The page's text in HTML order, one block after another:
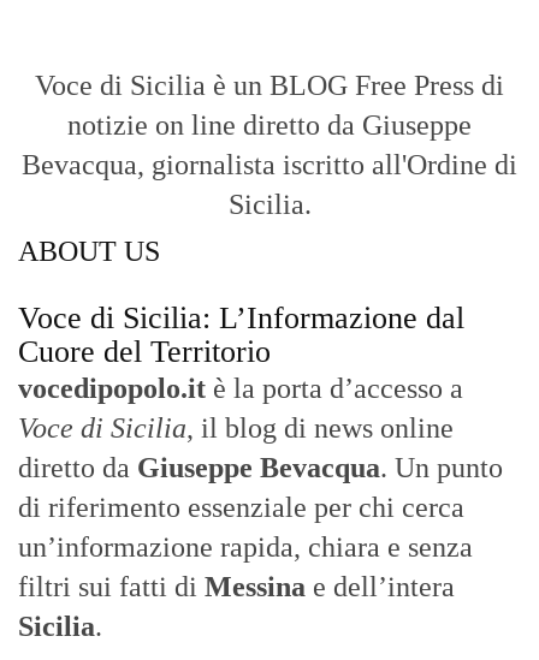
Voce di Sicilia è un BLOG Free Press di
notizie on line diretto da Giuseppe
Bevacqua, giornalista iscritto all'Ordine di
Sicilia.
ABOUT US
Voce di Sicilia: L’Informazione dal
Cuore del Territorio
vocedipopolo.it è la porta d’accesso a
Voce di Sicilia, il blog di news online
diretto da Giuseppe Bevacqua. Un punto
di riferimento essenziale per chi cerca
un’informazione rapida, chiara e senza
filtri sui fatti di Messina e dell’intera
Sicilia.